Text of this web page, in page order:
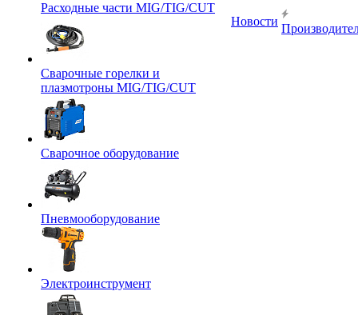
Расходные части MIG/TIG/CUT
Сварочные горелки и
плазмотроны MIG/TIG/CUT
Сварочное оборудование
Пневмооборудование
Электроинструмент
Новости